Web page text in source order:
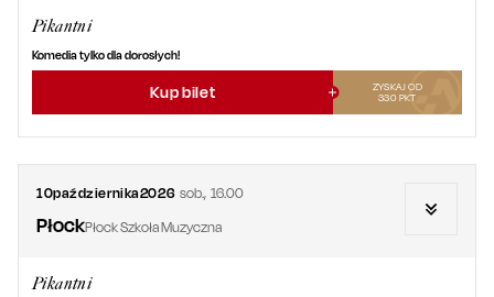
Pikantni
Komedia tylko dla dorosłych!
Kup bilet
ZYSKAJ OD
330 PKT
10października2026 sob.,16.00
PłockPłock Szkoła Muzyczna
Pikantni